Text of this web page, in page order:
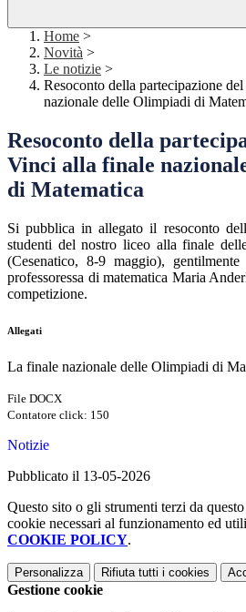
Home >
Novità >
Le notizie >
Resoconto della partecipazione
nazionale delle Olimpiadi di
Resoconto della
Vinci alla finale
di Matematica
Si pubblica in allegato il resoconto
studenti del nostro liceo alla finale
(Cesenatico, 8-9 maggio),
professoressa di matematica Maria
competizione.
Allegati
La finale nazionale delle Olimpiadi di
File DOCX
Contatore click: 150
Notizie
Pubblicato il 13-05-2026
Questo sito o gli strumenti terzi da
cookie necessari al funzionamento ed
COOKIE POLICY.
Personalizza Rifiuta tutti i cookies
Gestione cookie